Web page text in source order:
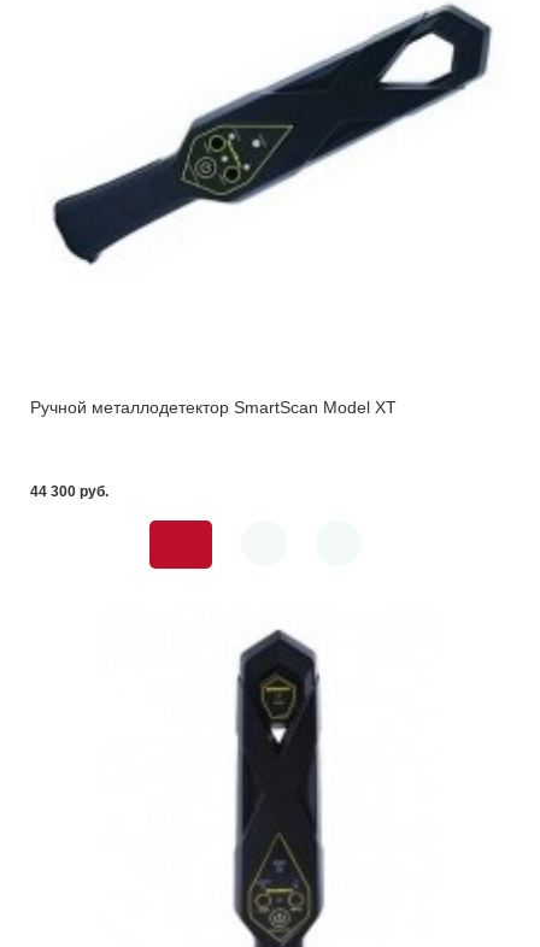
Ручной металлодетектор SmartScan Model XT
44 300 pуб.